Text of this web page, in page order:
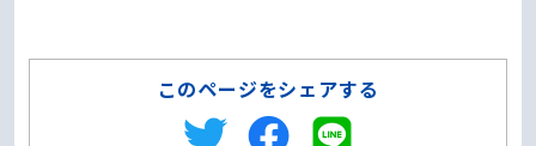
このページをシェアする